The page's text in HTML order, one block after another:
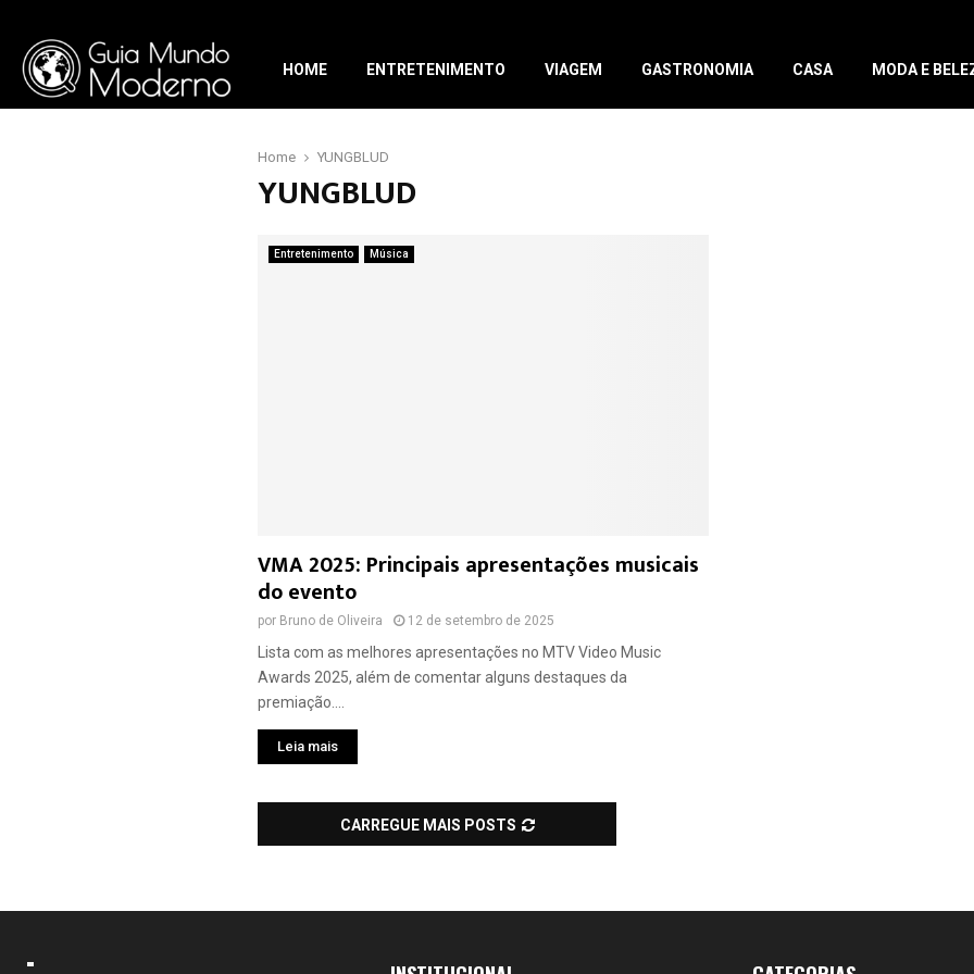
HOME ENTRETENIMENTO VIAGEM GASTRONOMIA CASA MODA E
Home YUNGBLUD
YUNGBLUD
Entretenimento Música
VMA 2025: Principais apresentações musicais
do evento
por Bruno de Oliveira 12 de setembro de 2025
Lista com as melhores apresentações no MTV Video Music
Awards 2025, além de comentar alguns destaques da
premiação....
Leia mais
CARREGUE MAIS POSTS